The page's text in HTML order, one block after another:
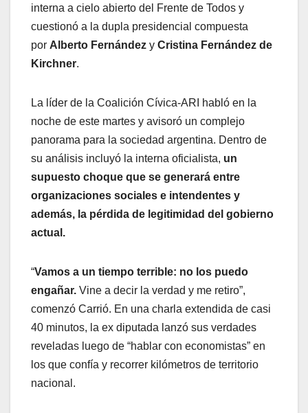
interna a cielo abierto del Frente de Todos y
cuestionó a la dupla presidencial compuesta
por Alberto Fernández y Cristina Fernández de
Kirchner.
La líder de la Coalición Cívica-ARI habló en la
noche de este martes y avisoró un complejo
panorama para la sociedad argentina. Dentro de
su análisis incluyó la interna oficialista, un
supuesto choque que se generará entre
organizaciones sociales e intendentes y
además, la pérdida de legitimidad del gobierno
actual.
“Vamos a un tiempo terrible: no los puedo
engañar. Vine a decir la verdad y me retiro”,
comenzó Carrió. En una charla extendida de casi
40 minutos, la ex diputada lanzó sus verdades
reveladas luego de “hablar con economistas” en
los que confía y recorrer kilómetros de territorio
nacional.